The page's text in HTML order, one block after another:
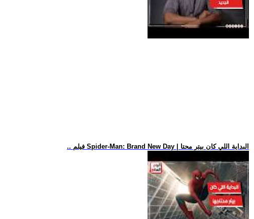
.. فيلم Spider-Man: Brand New Day | البداية اللي كان بيتر محتا